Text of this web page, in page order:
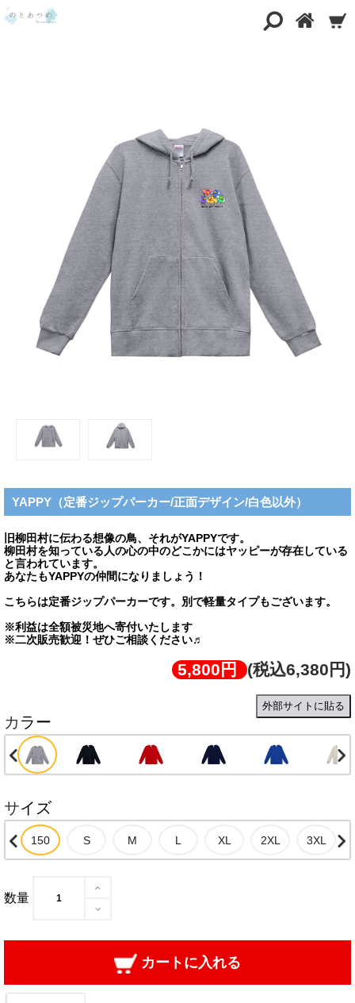
YAPPY（定番ジップパーカー/正面デザイン/白色以外）
旧柳田村に伝わる想像の鳥、それがYAPPYです。
柳田村を知っている人の心の中のどこかにはヤッピーが存在している
と言われています。
あなたもYAPPYの仲間になりましょう！
こちらは定番ジップパーカーです。別で軽量タイプもございます。
※利益は全額被災地へ寄付いたします
※二次販売歓迎！ぜひご相談ください♬
5,800円 (税込6,380円)
外部サイトに貼る
カラー
サイズ
数量
カートに入れる